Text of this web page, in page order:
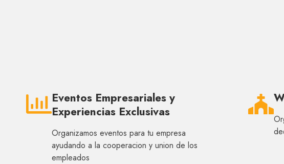
Eventos Empresariales y
Experiencias Exclusivas
Organizamos eventos para tu empresa
ayudando a la cooperacion y union de los
empleados